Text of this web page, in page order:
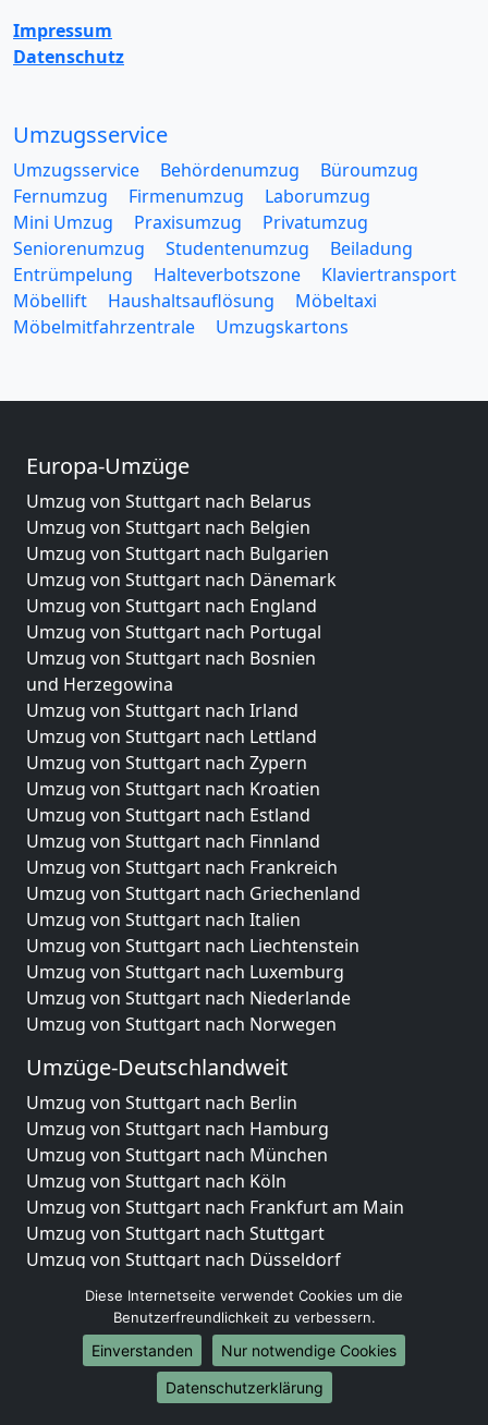
Impressum
Datenschutz
Umzugsservice
Umzugsservice Behördenumzug
Büroumzug
Fernumzug
Firmenumzug
Laborumzug
Mini Umzug
Praxisumzug
Privatumzug
Seniorenumzug
Studentenumzug
Beiladung
Entrümpelung
Halteverbotszone
Klaviertransport
Möbellift
Haushaltsauflösung
Möbeltaxi
Möbelmitfahrzentrale
Umzugskartons
Europa-Umzüge
Umzug von Stuttgart nach Belarus
Umzug von Stuttgart nach Belgien
Umzug von Stuttgart nach Bulgarien
Umzug von Stuttgart nach Dänemark
Umzug von Stuttgart nach England
Umzug von Stuttgart nach Portugal
Umzug von Stuttgart nach Bosnien
und Herzegowina
Umzug von Stuttgart nach Irland
Umzug von Stuttgart nach Lettland
Umzug von Stuttgart nach Zypern
Umzug von Stuttgart nach Kroatien
Umzug von Stuttgart nach Estland
Umzug von Stuttgart nach Finnland
Umzug von Stuttgart nach Frankreich
Umzug von Stuttgart nach Griechenland
Umzug von Stuttgart nach Italien
Umzug von Stuttgart nach Liechtenstein
Umzug von Stuttgart nach Luxemburg
Umzug von Stuttgart nach Niederlande
Umzug von Stuttgart nach Norwegen
Umzüge-Deutschlandweit
Umzug von Stuttgart nach Berlin
Umzug von Stuttgart nach Hamburg
Umzug von Stuttgart nach München
Umzug von Stuttgart nach Köln
Umzug von Stuttgart nach Frankfurt am Main
Umzug von Stuttgart nach Stuttgart
Umzug von Stuttgart nach Düsseldorf
Umzug von Stuttgart nach Leipzig
Umzug von Stuttgart nach Dortmund
Umzug von Stuttgart nach Essen
Umzug von Stuttgart nach Bremen
Umzug von Stuttgart nach Dresden
Diese Internetseite verwendet Cookies um die
Benutzerfreundlichkeit zu verbessern.
Einverstanden
Nur notwendige Cookies
Datenschutzerklärung